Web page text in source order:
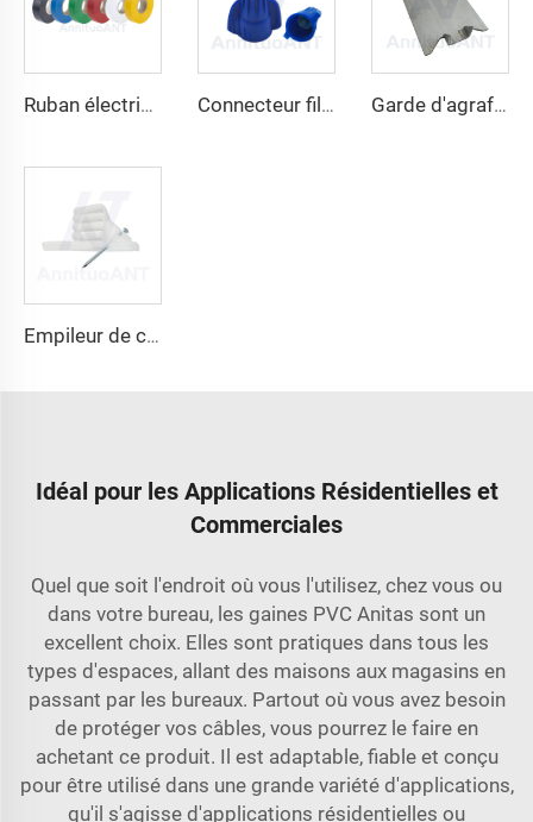
Ruban électrique Connecteur filaire à vis sans ailes Garde d'agrafage
Empileur de câbles
Idéal pour les Applications Résidentielles et
Commerciales
Quel que soit l'endroit où vous l'utilisez, chez vous ou
dans votre bureau, les gaines PVC Anitas sont un
excellent choix. Elles sont pratiques dans tous les
types d'espaces, allant des maisons aux magasins en
passant par les bureaux. Partout où vous avez besoin
de protéger vos câbles, vous pourrez le faire en
achetant ce produit. Il est adaptable, fiable et conçu
pour être utilisé dans une grande variété d'applications,
qu'il s'agisse d'applications résidentielles ou